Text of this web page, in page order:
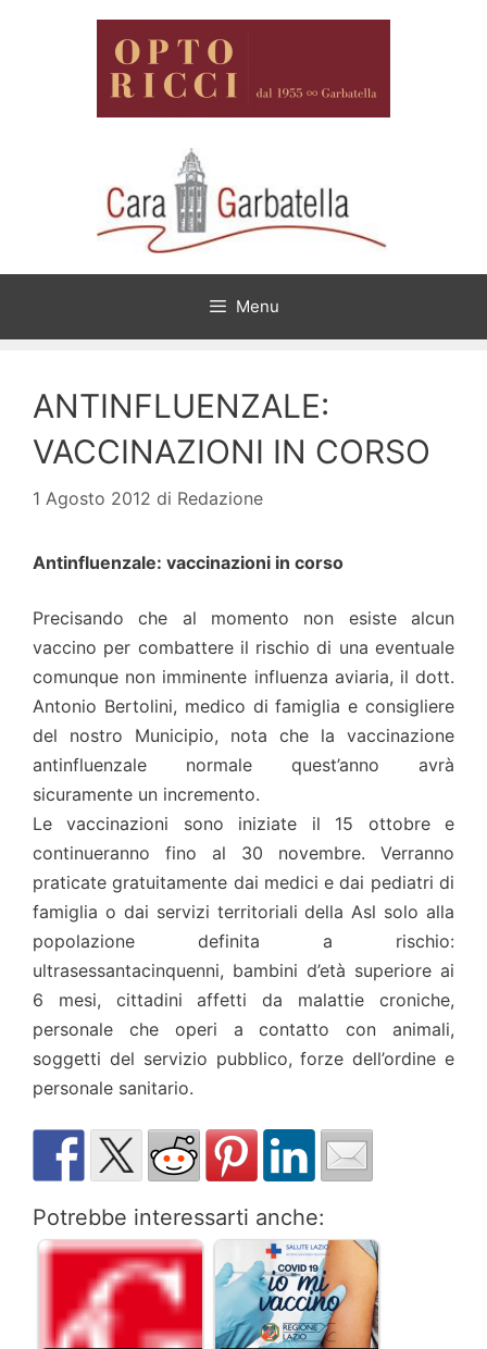
Menu
ANTINFLUENZALE:
VACCINAZIONI IN CORSO
1 Agosto 2012 di Redazione
Antinfluenzale: vaccinazioni in corso
Precisando che al momento non esiste alcun
vaccino per combattere il rischio di una eventuale
comunque non imminente influenza aviaria, il dott.
Antonio Bertolini, medico di famiglia e consigliere
del nostro Municipio, nota che la vaccinazione
antinfluenzale normale quest’anno avrà
sicuramente un incremento.
Le vaccinazioni sono iniziate il 15 ottobre e
continueranno fino al 30 novembre. Verranno
praticate gratuitamente dai medici e dai pediatri di
famiglia o dai servizi territoriali della Asl solo alla
popolazione definita a rischio:
ultrasessantacinquenni, bambini d’età superiore ai
6 mesi, cittadini affetti da malattie croniche,
personale che operi a contatto con animali,
soggetti del servizio pubblico, forze dell’ordine e
personale sanitario.
Potrebbe interessarti anche: